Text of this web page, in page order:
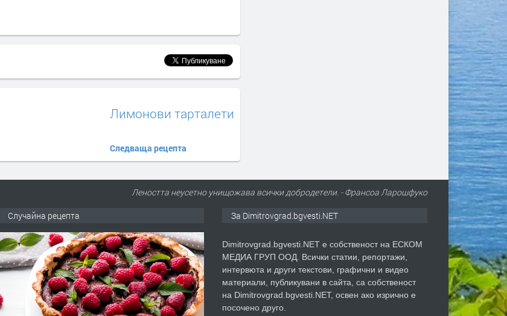
Лимонови тарталети
Следваща рецепта
Леността неусетно унищожава всички добродетели. - Франсоа Ларошфуко
Случайна рецепта За Dimitrovgrad.bgvesti.NET
Dimitrovgrad.bgvesti.NET е собственост на ЕСКОМ
МЕДИА ГРУП ООД. Всички статии, репортажи,
интервюта и други текстови, графични и видео
материали, публикувани в сайта, са собственост
на Dimitrovgrad.bgvesti.NET, освен ако изрично е
посочено друго.